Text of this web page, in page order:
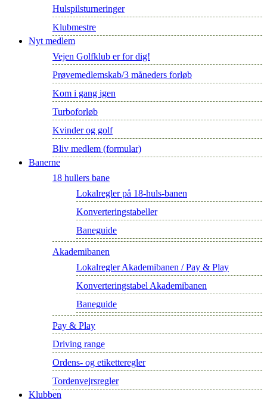
Hulspilsturneringer
Klubmestre
Nyt medlem
Vejen Golfklub er for dig!
Prøvemedlemskab/3 måneders forløb
Kom i gang igen
Turboforløb
Kvinder og golf
Bliv medlem (formular)
Banerne
18 hullers bane
Lokalregler på 18-huls-banen
Konverteringstabeller
Baneguide
Akademibanen
Lokalregler Akademibanen / Pay & Play
Konverteringstabel Akademibanen
Baneguide
Pay & Play
Driving range
Ordens- og etiketteregler
Tordenvejrsregler
Klubben